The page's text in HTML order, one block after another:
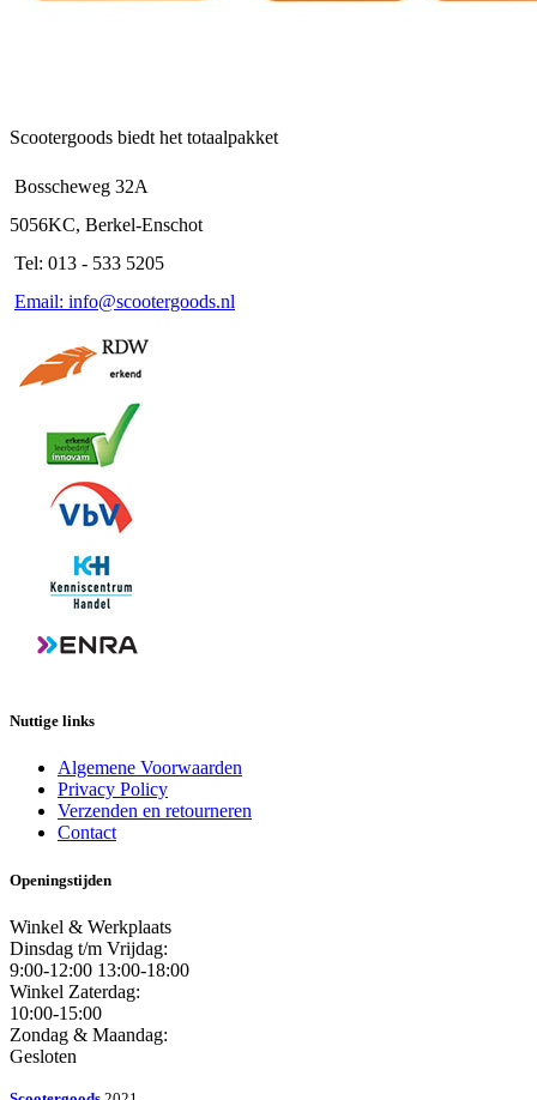
Scootergoods biedt het totaalpakket
Bosscheweg 32A
5056KC, Berkel-Enschot
Tel: 013 - 533 5205
Email: info@scootergoods.nl
Nuttige links
Algemene Voorwaarden
Privacy Policy
Verzenden en retourneren
Contact
Openingstijden
Winkel & Werkplaats
Dinsdag t/m Vrijdag:
9:00-12:00 13:00-18:00
Winkel Zaterdag:
10:00-15:00
Zondag & Maandag:
Gesloten